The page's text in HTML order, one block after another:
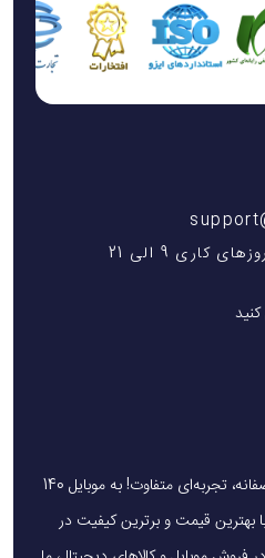
9 الی 21
یک خرید هوشمندانه ، قیمت منصفانه، تجربه‌ای متفاوت! به موبایل 140
بهترین قیمت و برترین کیفیت در